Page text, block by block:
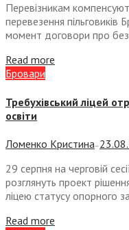
Перевізникам
перевезення
момент договори про
Read more
Бровари
Требухівський ліцей
освіти
Ломенко Кристина —
29 серпня на черговій
розглянуть проект
ліцею статусу опорного
Read more